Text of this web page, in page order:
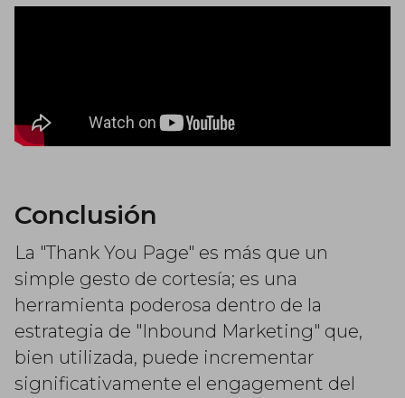
Conclusión
La "Thank You Page" es más que un
simple gesto de cortesía; es una
herramienta poderosa dentro de la
estrategia de "Inbound Marketing" que,
bien utilizada, puede incrementar
significativamente el engagement del